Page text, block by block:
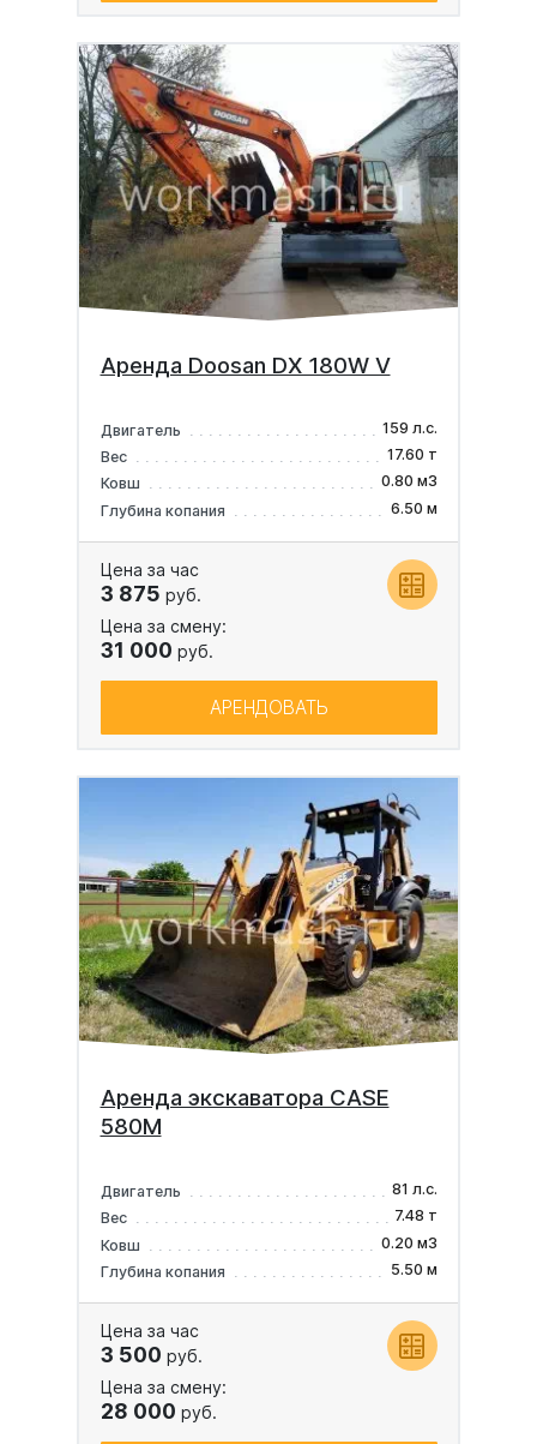
Аренда Doosan DX 180W V
Двигатель
159 л.с.
Вес
17.60 т
Ковш
0.80 м3
Глубина копания
6.50 м
Цена за час
3 875 руб.
Цена за смену:
31 000 руб.
АРЕНДОВАТЬ
Аренда экскаватора CASE
580M
Двигатель
81 л.с.
Вес
7.48 т
Ковш
0.20 м3
Глубина копания
5.50 м
Цена за час
3 500 руб.
Цена за смену:
28 000 руб.